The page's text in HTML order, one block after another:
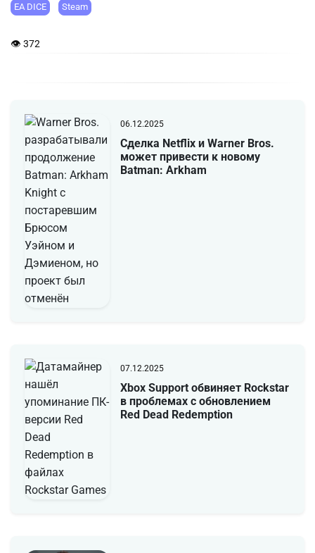
EA DICE Steam
👁 372
06.12.2025
Сделка Netflix и Warner Bros.
может привести к новому
Batman: Arkham
07.12.2025
Xbox Support обвиняет Rockstar
в проблемах с обновлением
Red Dead Redemption